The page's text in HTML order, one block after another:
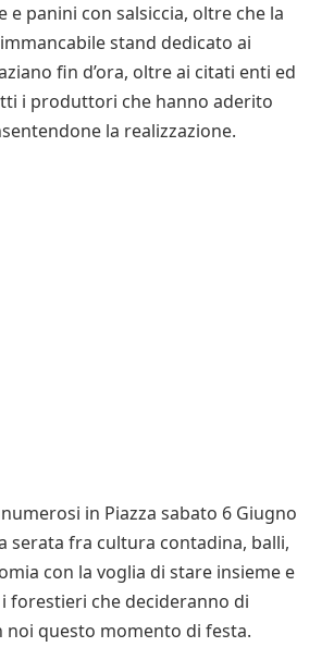
e panini con salsiccia, oltre che la
stand dedicato ai
fin d’ora, oltre ai citati enti ed
i produttori che hanno aderito
la realizzazione.
in Piazza sabato 6 Giugno
serata fra cultura contadina, balli,
con la voglia di stare insieme e
forestieri che decideranno di
questo momento di festa.